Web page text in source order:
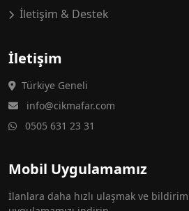
İletişim & Destek
İletişim
Türkiye Geneli
info@cikmafar.com
0505 631 23 31
Mobil Uygulamamız
İlanlara daha hızlı ulaşmak ve